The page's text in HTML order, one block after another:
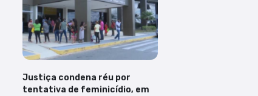
Justiça condena réu por
tentativa de feminicídio, em